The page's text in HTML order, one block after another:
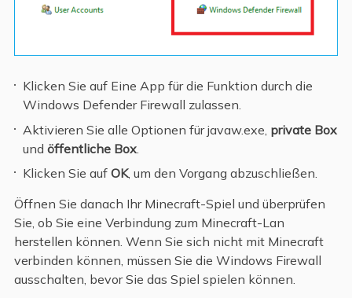
Klicken Sie auf Eine App für die Funktion durch die
Windows Defender Firewall zulassen.
Aktivieren Sie alle Optionen für javaw.exe, private Box
undöffentliche Box
Klicken Sie aufOK, um den Vorgang abzuschließen.
Öffnen Sie danach Ihr Minecraft-Spiel und überprüfen
Sie, ob Sie eine Verbindung zum Minecraft-Lan
herstellen können. Wenn Sie sich nicht mit Minecraft
verbinden können, müssen Sie die Windows Firewall
ausschalten, bevor Sie das Spiel spielen können.